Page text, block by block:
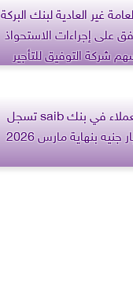
غير العادية لبنك البركة
على إجراءات الاستحواذ
شركة التوفيق للتأجير
ودائع العملاء في بنك saib تسجل